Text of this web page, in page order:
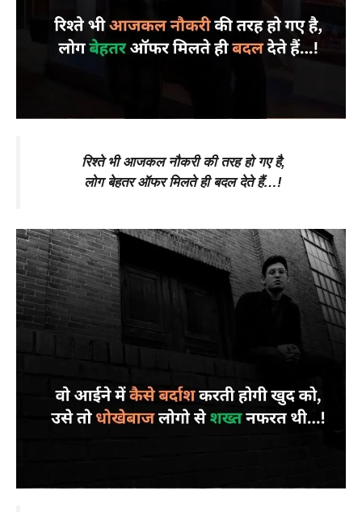
रिश्ते भी आजकल नौकरी की तरह हो गए है,
लोग बेहतर ऑफर मिलते ही बदल देते हैं…!